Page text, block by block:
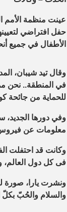
عينت منظمة الأمم
حفل افتراضي
الأطفال في جميع
وقال تيد شيبان،
في المنطقة.. نحن
للحماية من جائحة
وفي دورها
معلومات عن فيروس
وكانت قد احتفلت
فى كل دول العالم،
ونشرت يارا، صورة
والسلام والحُبّ بكلّ